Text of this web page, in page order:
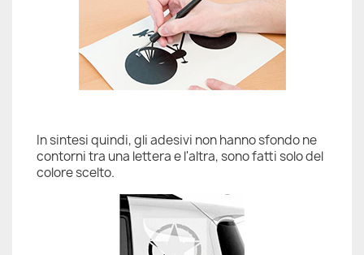
In sintesi quindi, gli adesivi non hanno sfondo ne
contorni tra una lettera e l'altra, sono fatti solo del
colore scelto.